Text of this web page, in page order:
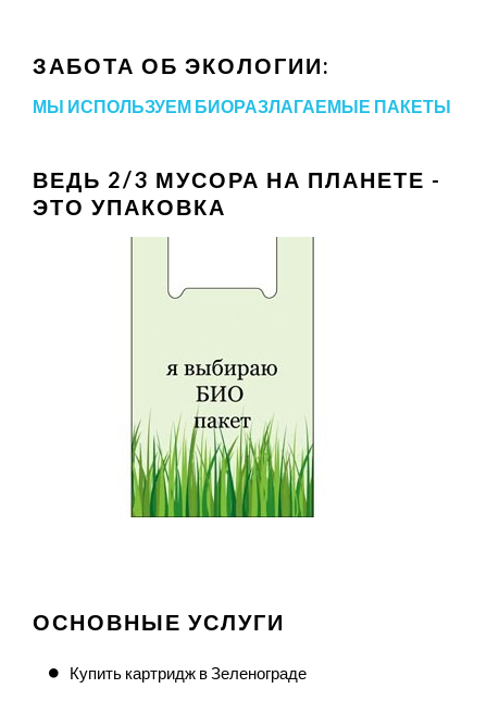
ЗАБОТА ОБ ЭКОЛОГИИ:
МЫ ИСПОЛЬЗУЕМ БИОРАЗЛАГАЕМЫЕ ПАКЕТЫ
ВЕДЬ 2/3 МУСОРА НА ПЛАНЕТЕ -
ЭТО УПАКОВКА
ОСНОВНЫЕ УСЛУГИ
Купить картридж в Зеленограде